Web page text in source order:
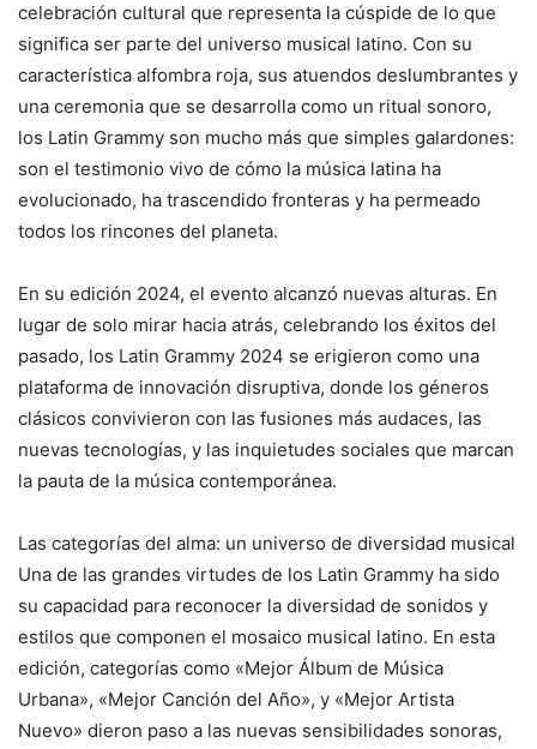
celebración cultural que representa la cúspide de lo que
significa ser parte del universo musical latino. Con su
característica alfombra roja, sus atuendos deslumbrantes y
una ceremonia que se desarrolla como un ritual sonoro,
los Latin Grammy son mucho más que simples galardones:
son el testimonio vivo de cómo la música latina ha
evolucionado, ha trascendido fronteras y ha permeado
todos los rincones del planeta.
En su edición 2024, el evento alcanzó nuevas alturas. En
lugar de solo mirar hacia atrás, celebrando los éxitos del
pasado, los Latin Grammy 2024 se erigieron como una
plataforma de innovación disruptiva, donde los géneros
clásicos convivieron con las fusiones más audaces, las
nuevas tecnologías, y las inquietudes sociales que marcan
la pauta de la música contemporánea.
Las categorías del alma: un universo de diversidad musical
Una de las grandes virtudes de los Latin Grammy ha sido
su capacidad para reconocer la diversidad de sonidos y
estilos que componen el mosaico musical latino. En esta
edición, categorías como «Mejor Álbum de Música
Urbana», «Mejor Canción del Año», y «Mejor Artista
Nuevo» dieron paso a las nuevas sensibilidades sonoras,